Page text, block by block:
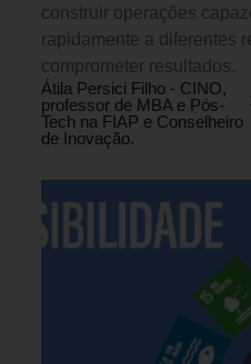
construir operações
rapidamente a diferentes
comprometer resultados.
Átila Persici Filho - CINO,
professor de MBA e Pós-
Tech na FIAP e Conselheiro
de Inovação.